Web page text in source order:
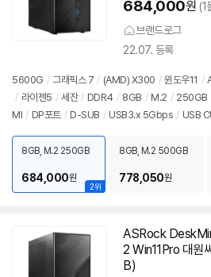
684,000원 (1
브랜드로그
22.07. 등록
5600G / 그래픽스 7 / (AMD) X300 / 윈도우11 /
/ 라이젠5 / 세잔 / DDR4 / 8GB / M.2 / 250GB
MI / DP포트 / D-SUB / USB3.x 5Gbps / USB
2위
8GB, M.2 250GB
684,000원
8GB, M.2 500GB
778,050원
ASRock
2 Win11Pro 대원
B)